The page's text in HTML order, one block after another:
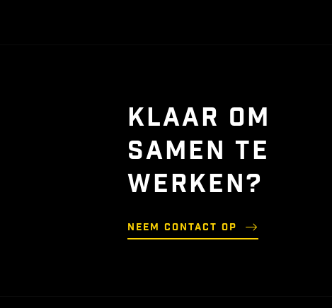
KLAAR OM
SAMEN TE
WERKEN?
Neem contact op